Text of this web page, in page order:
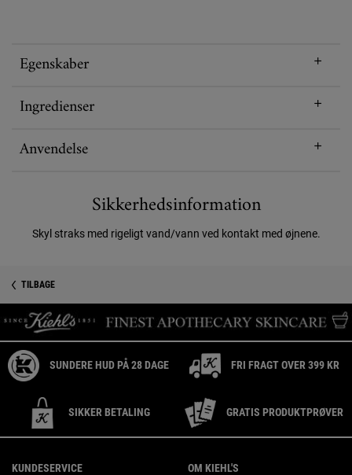
Egenskaber
Ingredienser
Anvendelse
Sikkerhedsinformation
Skyl straks med rigeligt vand/vann ved kontakt med øjnene.
TILBAGE
SUNDERE HUD PÅ 28 DAGE FRI FRAGT OVER 399 KR
SIKKER BETALING GRATIS PRODUKTPRØVER
KUNDESERVICE OM KIEHL'S